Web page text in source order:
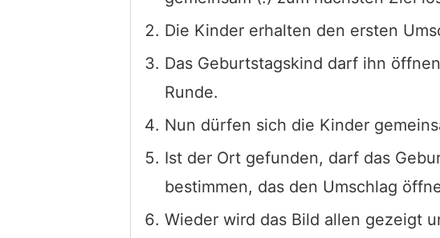
Die Kinder erhalten den ersten
Das Geburtstagskind darf ihn
Runde.
Nun dürfen sich die Kinder
Ist der Ort gefunden, darf das
bestimmen, das den Umschlag
Wieder wird das Bild allen gezeigt